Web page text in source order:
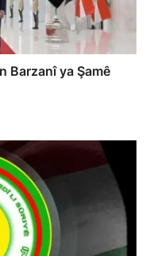
Barzanî ya Şamê